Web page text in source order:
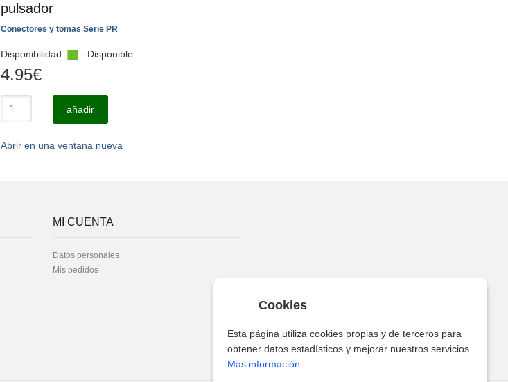
pulsador
Conectores y tomas Serie PR
Disponibilidad: - Disponible
4.95€
añadir
Abrir en una ventana nueva
MI CUENTA
Datos personales
Mis pedidos
Cookies
Esta página utiliza cookies propias y de terceros para
obtener datos estadísticos y mejorar nuestros servicios.
Mas información